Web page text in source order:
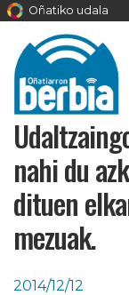
Oñatiko udala
nahi du
dituen
mezuak.
2014/12/12